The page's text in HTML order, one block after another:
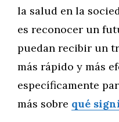
la salud en la
es reconocer un
puedan recibir un
más rápido y más
específicamente
más sobre qué